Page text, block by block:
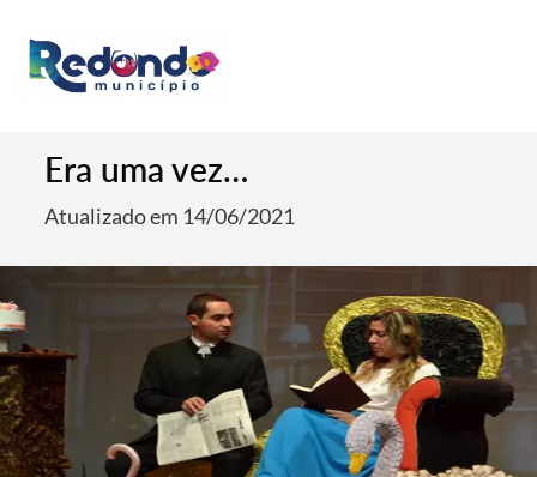
Era uma vez…
Atualizado em 14/06/2021